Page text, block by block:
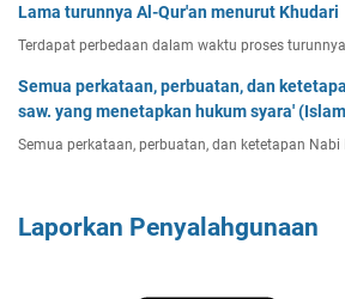
Lama turunnya Al-Qur'an menurut Khudari
Terdapat perbedaan dalam waktu proses
Semua perkataan, perbuatan, dan
saw. yang menetapkan hukum syara'
Semua perkataan, perbuatan, dan ketetapan
Laporkan Penyalahgunaan